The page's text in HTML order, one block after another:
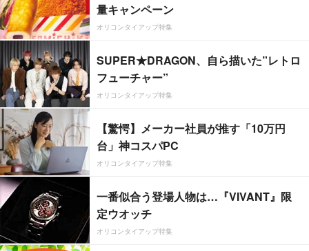
量キャンペーン
オリコンタイアップ特集
SUPER★DRAGON、自ら描いた”レトロ
フューチャー”
オリコンタイアップ特集
【驚愕】メーカー社員が推す「10万円
台」神コスパPC
オリコンタイアップ特集
一番似合う登場人物は…『VIVANT』限
定ウオッチ
オリコンタイアップ特集